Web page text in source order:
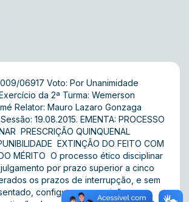
06917 Voto: Por Unanimidade
da 2ª Turma: Wemerson
Relator: Mauro Lazaro Gonzaga
19.08.2015. EMENTA: PROCESSO
 PRESCRIÇÃO QUINQUENAL 
 EXTINÇÃO DO FEITO COM
MÉRITO  O processo ético disciplinar
por prazo superior a cinco
os prazos de interrupção, e sem
configura a prescrição